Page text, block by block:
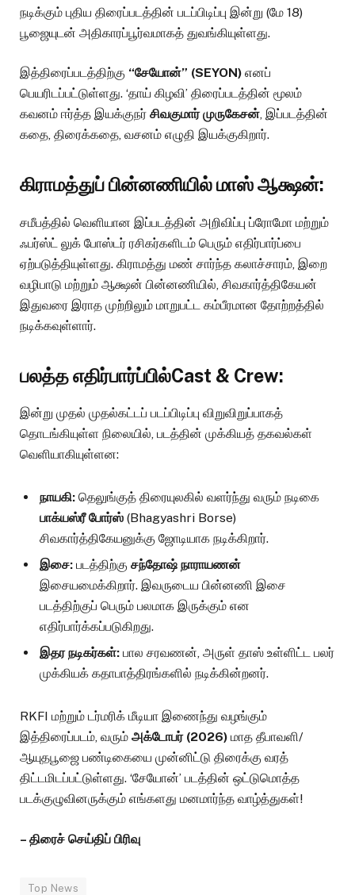
நடிக்கும் புதிய திரைப்படத்தின் படப்பிடிப்பு இன்று (மே 18)
பூஜையுடன் அதிகாரப்பூர்வமாகத் துவங்கியுள்ளது.
இத்திரைப்படத்திற்கு “சேயோன்” (SEYON) எனப்
பெயரிடப்பட்டுள்ளது. ‘தாய் கிழவி’ திரைப்படத்தின் மூலம்
கவனம் ஈர்த்த இயக்குநர் சிவகுமார் முருகேசன், இப்படத்தின்
கதை, திரைக்கதை, வசனம் எழுதி இயக்குகிறார்.
கிராமத்துப் பின்னணியில் மாஸ் ஆக்ஷன்:
சமீபத்தில் வெளியான இப்படத்தின் அறிவிப்பு ப்ரோமோ மற்றும்
ஃபர்ஸ்ட் லுக் போஸ்டர் ரசிகர்களிடம் பெரும் எதிர்பார்ப்பை
ஏற்படுத்தியுள்ளது. கிராமத்து மண் சார்ந்த கலாச்சாரம், இறை
வழிபாடு மற்றும் ஆக்ஷன் பின்னணியில், சிவகார்த்திகேயன்
இதுவரை இராத முற்றிலும் மாறுபட்ட கம்பீரமான தோற்றத்தில்
நடிக்கவுள்ளார்.
பலத்த எதிர்பார்ப்பில்Cast & Crew:
இன்று முதல் முதல்கட்டப் படப்பிடிப்பு விறுவிறுப்பாகத்
தொடங்கியுள்ள நிலையில், படத்தின் முக்கியத் தகவல்கள்
வெளியாகியுள்ளன:
நாயகி: தெலுங்குத் திரையுலகில் வளர்ந்து வரும் நடிகை
பாக்யஸ்ரீ போர்ஸ் (Bhagyashri Borse)
சிவகார்த்திகேயனுக்கு ஜோடியாக நடிக்கிறார்.
இசை: படத்திற்கு சந்தோஷ் நாராயணன்
இசையமைக்கிறார். இவருடைய பின்னணி இசை
படத்திற்குப் பெரும் பலமாக இருக்கும் என
எதிர்பார்க்கப்படுகிறது.
இதர நடிகர்கள்: பால சரவணன், அருள் தாஸ் உள்ளிட்ட பலர்
முக்கியக் கதாபாத்திரங்களில் நடிக்கின்றனர்.
RKFI மற்றும் டர்மரிக் மீடியா இணைந்து வழங்கும்
இத்திரைப்படம், வரும் அக்டோபர் (2026) மாத தீபாவளி/
ஆயுதபூஜை பண்டிகையை முன்னிட்டு திரைக்கு வரத்
திட்டமிடப்பட்டுள்ளது. ‘சேயோன்’ படத்தின் ஒட்டுமொத்த
படக்குழுவினருக்கும் எங்களது மனமார்ந்த வாழ்த்துகள்!
– திரைச் செய்திப் பிரிவு
Top News